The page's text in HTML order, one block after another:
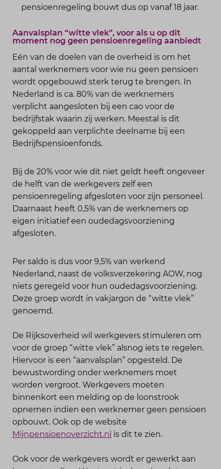
pensioenregeling bouwt dus op vanaf 18 jaar.
Aanvalsplan “witte vlek”, voor als u op dit
moment nog geen pensioenregeling aanbiedt
Eén van de doelen van de overheid is om het
aantal werknemers voor wie nu geen pensioen
wordt opgebouwd sterk terug te brengen. In
Nederland is ca. 80% van de werknemers
verplicht aangesloten bij een cao voor de
bedrijfstak waarin zij werken. Meestal is dit
gekoppeld aan verplichte deelname bij een
Bedrijfspensioenfonds.
Bij de 20% voor wie dit niet geldt heeft ongeveer
de helft van de werkgevers zelf een
pensioenregeling afgesloten voor zijn personeel.
Daarnaast heeft 0,5% van de werknemers op
eigen initiatief een oudedagsvoorziening
afgesloten.
Per saldo is dus voor 9,5% van werkend
Nederland, naast de volksverzekering AOW, nog
niets geregeld voor hun oudedagsvoorziening.
Deze groep wordt in vakjargon de “witte vlek”
genoemd.
De Rijksoverheid wil werkgevers stimuleren om
voor de groep “witte vlek” alsnog iets te regelen.
Hiervoor is een “aanvalsplan” opgesteld. De
bewustwording onder werknemers moet
worden vergroot. Werkgevers moeten
binnenkort een melding op de loonstrook
opnemen indien een werknemer geen pensioen
opbouwt. Ook op de website
Mijnpensioenoverzicht.nl is dit te zien.
Ook voor de werkgevers wordt er gewerkt aan